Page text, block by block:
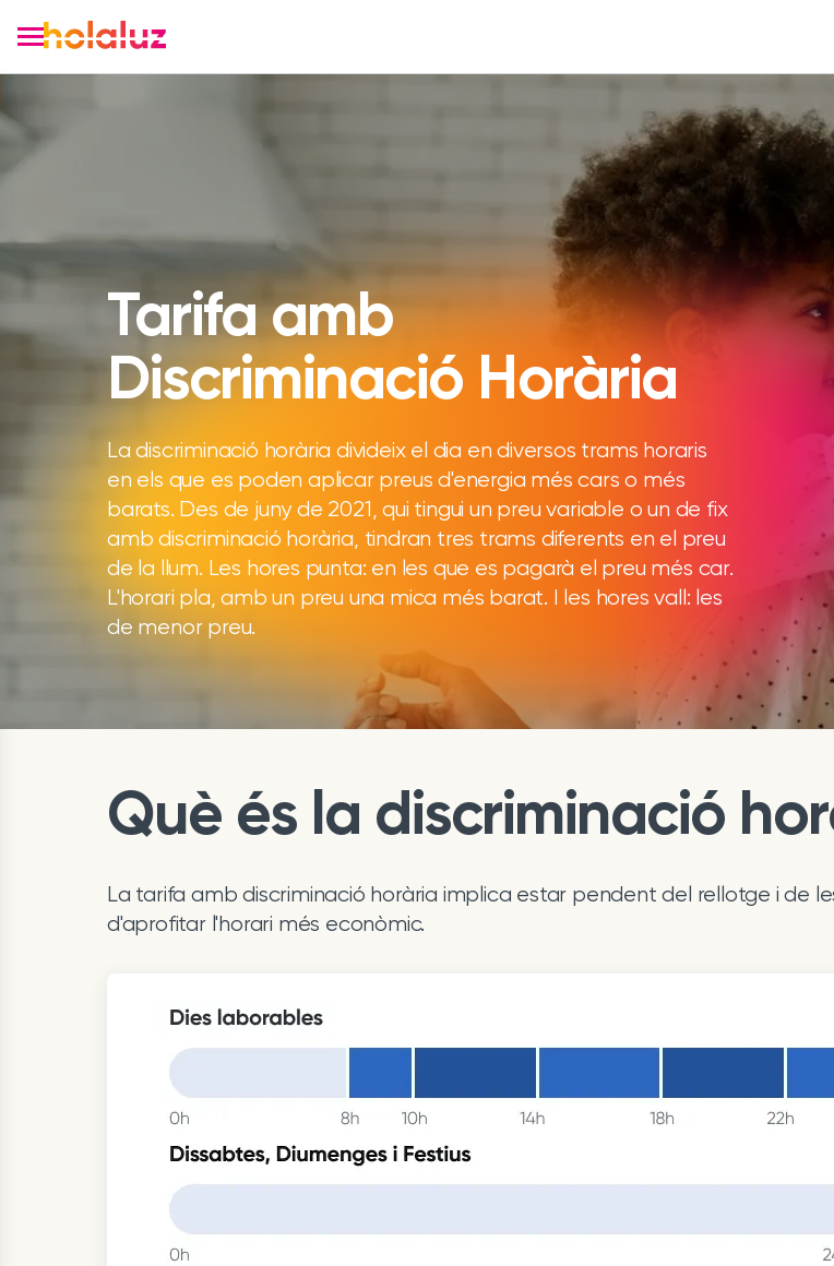
Tarifa amb
Discriminació Horària
La discriminació horària divideix el dia en diversos trams horaris
en els que es poden aplicar preus d'energia més cars o més
barats. Des de juny de 2021, qui tingui un preu variable o un de fix
amb discriminació horària, tindran tres trams diferents en el preu
de la llum. Les hores punta: en les que es pagarà el preu més car.
L'horari pla, amb un preu una mica més barat. I les hores vall: les
de menor preu.
Què és la discriminació
La tarifa amb discriminació horària implica estar pendent del rellotge i de
d'aprofitar l'horari més econòmic.